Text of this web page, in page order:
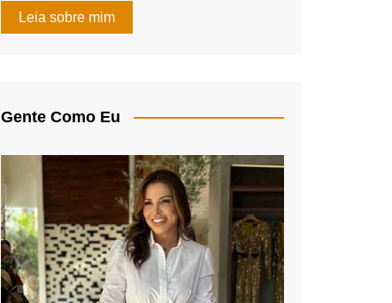
at
p
c
o
k
ail
Leia sobre mim
Gente Como Eu